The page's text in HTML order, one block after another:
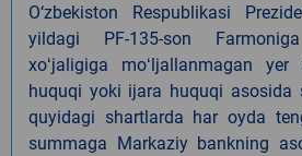
O‘zbekiston Respublikasi
yildagi PF-135-son
xoʻjaligiga moʻljallanmagan
huquqi yoki ijara huquqi asosida
quyidagi shartlarda har oyda
summaga Markaziy bankning